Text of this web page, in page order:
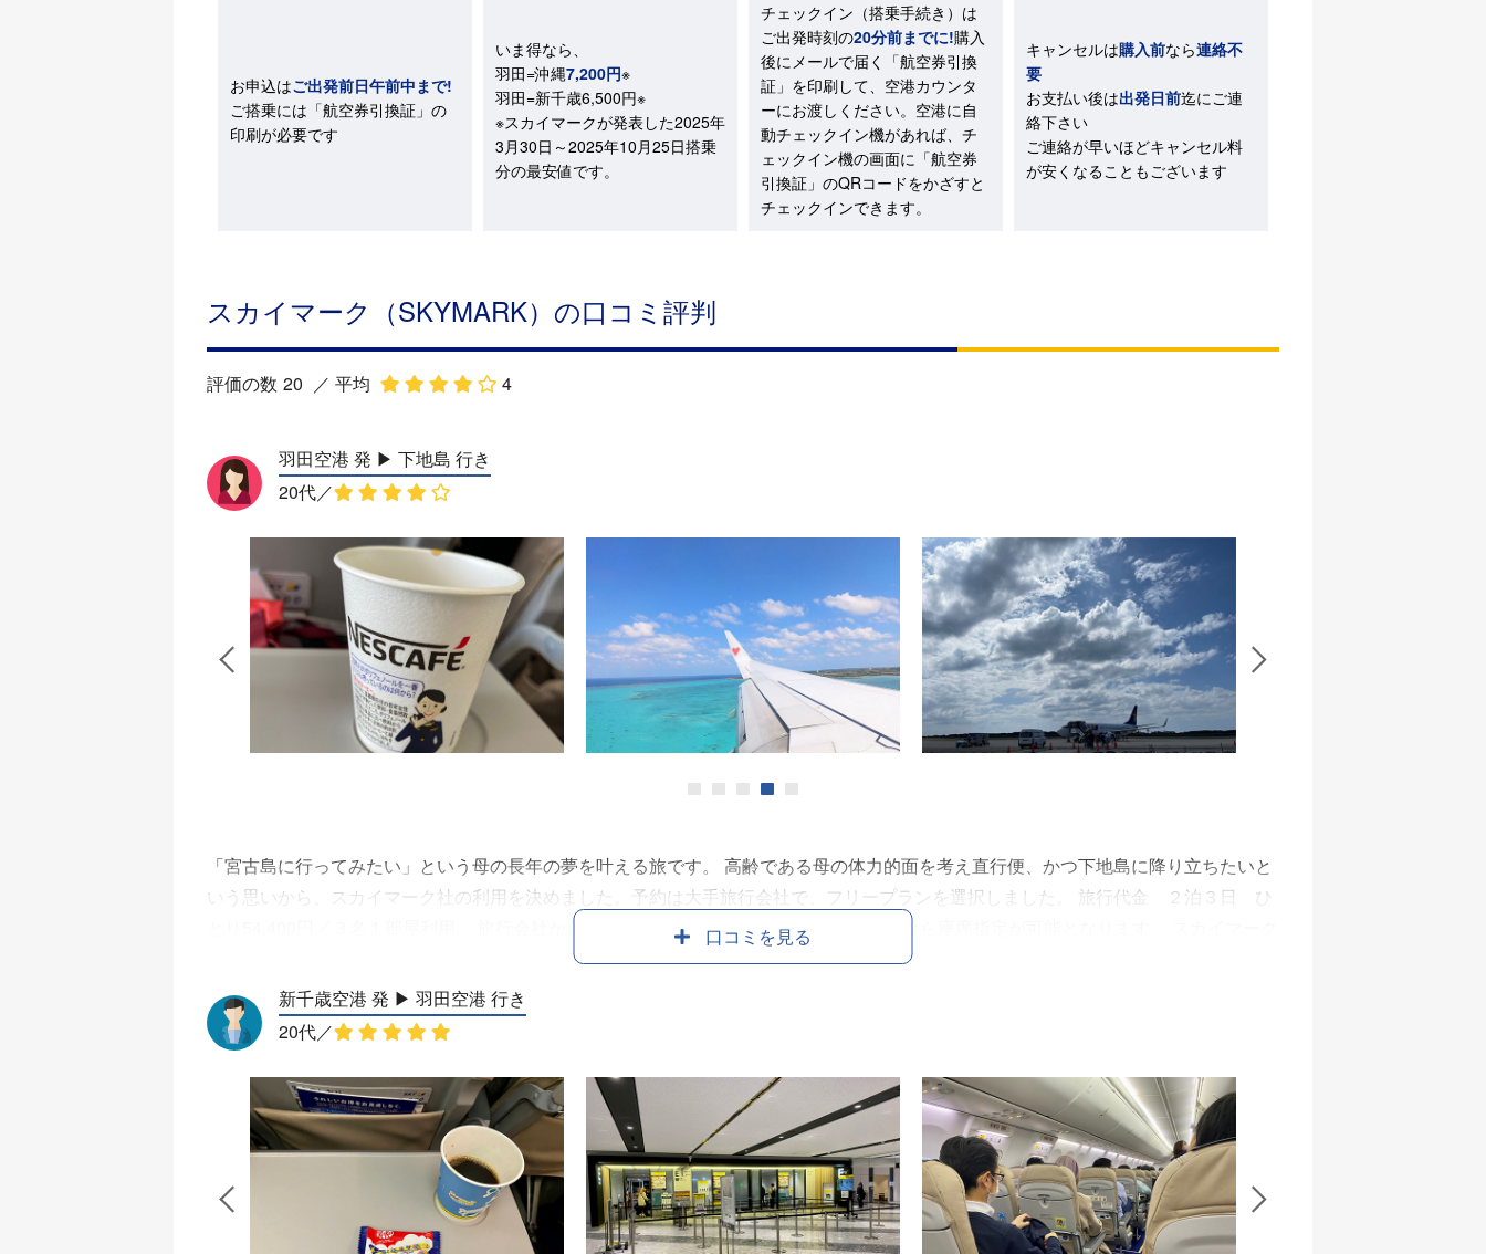
お申込はご出発前日午前中まで!
ご搭乗には「航空券引換証」の
印刷が必要です
いま得なら、
羽田=沖縄7,200円※
羽田=新千歳6,500円※
※スカイマークが発表した2025年
3月30日～2025年10月25日搭乗
分の最安値です。
チェックイン（搭乗手続き）は
ご出発時刻の20分前までに!購入
後にメールで届く「航空券引換
証」を印刷して、空港カウンタ
ーにお渡しください。空港に自
動チェックイン機があれば、チ
ェックイン機の画面に「航空券
引換証」のQRコードをかざすと
チェックインできます。
キャンセルは購入前なら連絡不
要
お支払い後は出発日前迄にご連
絡下さい
ご連絡が早いほどキャンセル料
が安くなることもございます
スカイマーク（SKYMARK）の口コミ評判
評価の数 20 ／ 平均 4
羽田空港 発 ▶︎ 下地島 行き
20代／
1 2 3 4 5
口コミを見る
「宮古島に行ってみたい」という母の長年の夢を叶える旅です。 高齢である母の体力的面を考え直行便、かつ下地島に降り立ちたいと
いう思いから、スカイマーク社の利用を決めました。予約は大手旅行会社で、フリープランを選択しました。 旅行代金 ２泊３日 ひ
とり54,400円／３名１部屋利用。 旅行会社から出発前メールが到着すると、マイページから座席指定が可能となります。 スカイマーク
社の空港ロビーカウンターは、北ウィングの一番端になりますので、余裕を持った行動をお勧めします。 チェックインは空港に到着し
てから、チェックイン機で行います。 有人カウンターもありますが、チェックイン機はわかりやすく不便は全く感じませんでした。 荷
物を預ける場合は長細いシールが出力されるので、自分で荷物に貼付してから預け入れカウンターへ持参します。 座席は、中肉中背の
私が座って、膝から前のシートまで手のひら約1枚分の余裕があります。 ベージュのソフトレザー調シートにネイビーのヘッドカバー
が上品です。 全席左下にシートコンセントがあり、差し込みタイプは世界共通だったことに驚きました。 無料サービスはホットコーヒ
ー、キットカットミニ。 機内販売のドリンク、お菓子は各100円と良心的な価格です。 乳児１名と幼児１名を連れたご夫婦が通路を挟
んで隣でした。 赤ちゃんが泣いたり、お子さんが咳き込んだりと大変そうでしたが、CAさんは笑顔で声をかけたり塗り絵をプレゼン
トしたりと、良くケアをされていたので大変好感を持ちました。 また、化粧室に立ち寄った際CAさんに現在地を聞いたところ、運行
計画のようなメモに地図を示し、おおよその現在地を教えてくださいました。 搭乗前のチェックインもストレスはありませんでした。
ゆったりと清潔な機内と、親しみやすいC Aさんのおかげで、快適な空の旅でした。 機内モニタが設置されておらず、現在地がわから
新千歳空港 発 ▶︎ 羽田空港 行き
20代／